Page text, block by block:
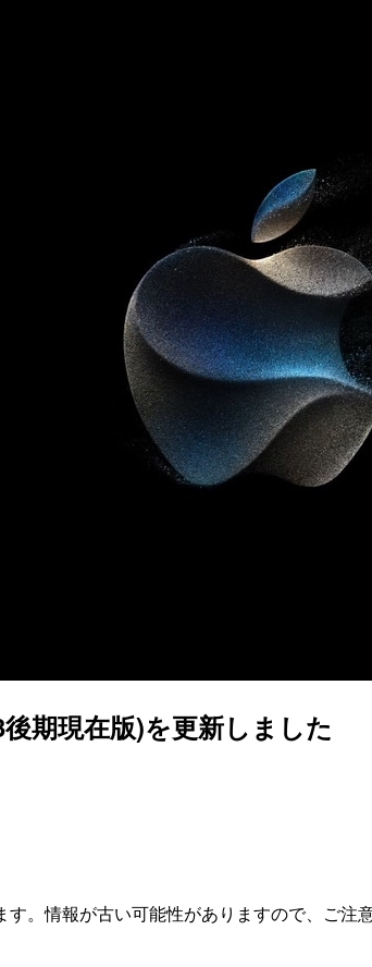
期現在版)を更新しました
。情報が古い可能性がありますので、ご注意